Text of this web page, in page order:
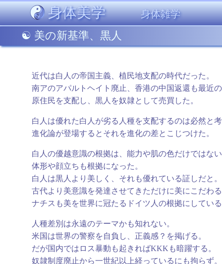
身体美学 身体雑学
美の新基準、黒人
近代は白人の帝国主義、植民地支配の時代だった。
南アのアパルトヘイト廃止、香港の中国返還も最近
原住民を支配し、黒人を奴隷として売買した。
白人は優れた白人が劣る人種を支配するのは必然と
進化論が登場するとそれを進化の差とこじつけた。
白人の優越意識の根拠は、能力や肌の色だけではな
体形や顔立ちも根拠になった。
白人は黒人より美しく、それも優れている証しだと。
古代より美意識を発達させてきただけに美にこだわ
ナチスも美を世界に冠たるドイツ人の根拠にしてい
人種差別は永遠のテーマかも知れない。
米国は世界の警察を自負し、正義感？を掲げる。
だが国内ではロス暴動も起きればKKKも暗躍する。
奴隷制度廃止から一世紀以上経っているにも拘らず。